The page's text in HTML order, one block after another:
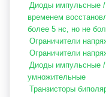
Диоды импульсные
временем
более 5 нс, но не
Ограничители
Ограничители
Диоды импульсные
умножительные
Транзисторы